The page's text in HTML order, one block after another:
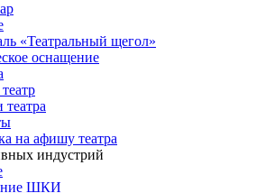
«Театральный щегол»
оснащение
на афишу театра
индустрий
ШКИ